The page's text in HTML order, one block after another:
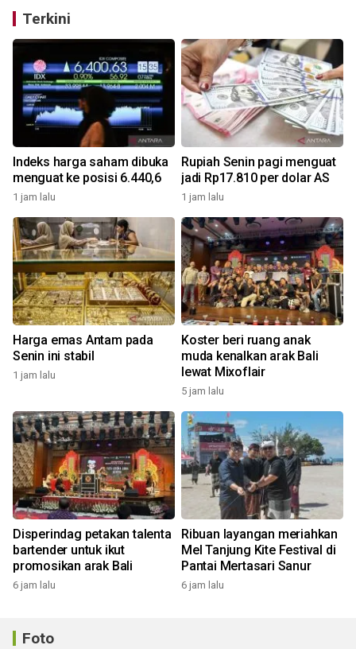
Terkini
Indeks harga saham dibuka
menguat ke posisi 6.440,6
1 jam lalu
Rupiah Senin pagi menguat
jadi Rp17.810 per dolar AS
1 jam lalu
Harga emas Antam pada
Senin ini stabil
1 jam lalu
Koster beri ruang anak
muda kenalkan arak Bali
lewat Mixoflair
5 jam lalu
Disperindag petakan talenta
bartender untuk ikut
promosikan arak Bali
6 jam lalu
Ribuan layangan meriahkan
Mel Tanjung Kite Festival di
Pantai Mertasari Sanur
6 jam lalu
Foto